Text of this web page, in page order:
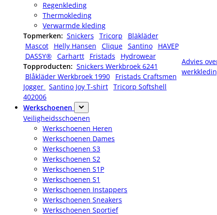
Regenkleding
Thermokleding
Verwarmde kleding
Topmerken: Snickers Tricorp
Bläkläder
Mascot
Helly Hansen Clique Santino
HAVEP
DASSY®
Carhartt Fristads
Hydrowear
Topproducten: Snickers Werkbroek 6241
Blåkläder Werkbroek 1990
Fristads Craftsmen
Jogger Santino Joy T-shirt Tricorp Softshell
402006
Advies
Werkschoenen
Veiligheidsschoenen
Werkschoenen Heren
Werkschoenen Dames
Werkschoenen S3
Werkschoenen S2
Werkschoenen S1P
Werkschoenen S1
Werkschoenen Instappers
Werkschoenen Sneakers
Werkschoenen Sportief